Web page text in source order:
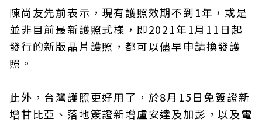
陳尚友先前表示，現有護照效期不到1年，或是
並非目前最新護照式樣，即2021年1月11日起
發行的新版晶片護照，都可以儘早申請換發護
照。
此外，台灣護照更好用了，於8月15日免簽證新
增甘比亞、落地簽證新增盧安達及加彭，以及電